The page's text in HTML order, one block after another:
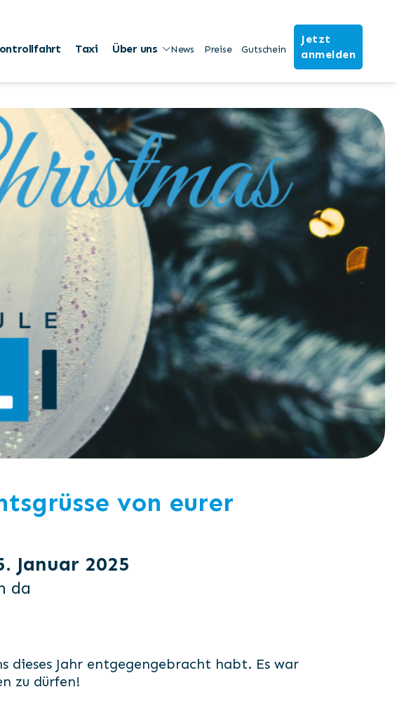
Taxi Über uns News Preise Gutschein
Jetzt
anmelden
von eurer
Januar 2025
da
dieses Jahr entgegengebracht habt. Es war
zu dürfen!